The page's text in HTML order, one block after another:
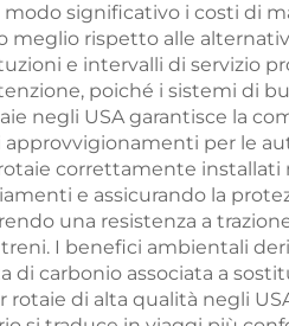
significativo i costi di
rispetto alle
e intervalli di servizio
poiché i sistemi di
negli USA garantisce la
per le
correttamente
e assicurando la
una resistenza a
I benefici ambientali
carbonio associata a
di alta qualità negli